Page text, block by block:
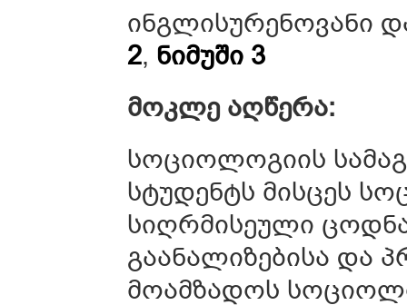
ინგლისურენოვანი
2, ნიმუში 3
მოკლე აღწერა:
სოციოლოგიის
სტუდენტს მისცეს
სიღრმისეული
გაანალიზებისა და
მოამზადოს